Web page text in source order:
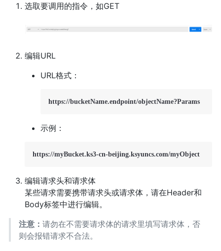
选取要调用的指令，如GET
编辑URL
URL格式：
https://bucketName.endpoint/objectName?Params
示例：
https://myBucket.ks3-cn-beijing.ksyuncs.com/myObject
编辑请求头和请求体
某些请求需要携带请求头或请求体，请在Header和
Body标签中进行编辑。
注意： 请勿在不需要请求体的请求里填写请求体，否
则会报错请求不合法。